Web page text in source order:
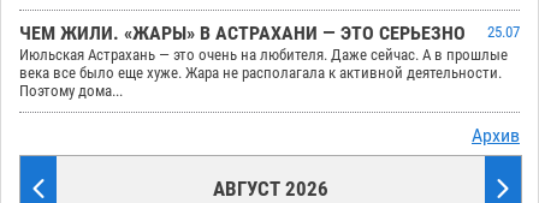
ЧЕМ ЖИЛИ. «ЖАРЫ» В АСТРАХАНИ — ЭТО СЕРЬЕЗНО
25.07
Июльская Астрахань — это очень на любителя. Даже сейчас. А в прошлые
века все было еще хуже. Жара не располагала к активной деятельности.
Поэтому дома...
Архив
АВГУСТ 2026